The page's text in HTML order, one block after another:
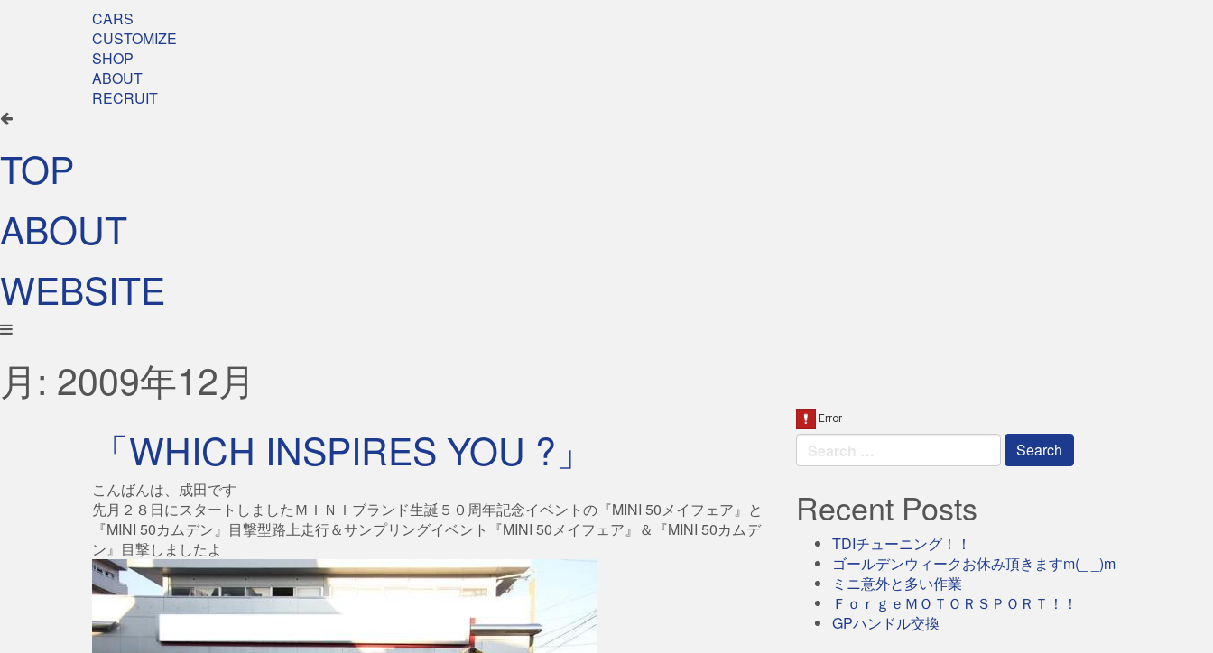
CARS
CUSTOMIZE
SHOP
ABOUT
RECRUIT
TOP
ABOUT
WEBSITE
月: 2009年12月
「WHICH INSPIRES YOU ?」
こんばんは、成田です
先月２８日にスタートしましたＭＩＮＩブランド生誕５０周年記念イベントの『MINI 50メイフェア』と
『MINI 50カムデン』目撃型路上走行＆サンプリングイベント『MINI 50メイフェア』＆『MINI 50カムデ
ン』目撃しましたよ
Search
for:
Recent Posts
TDIチューニング！！
ゴールデンウィークお休み頂きますm(_ _)m
ミニ意外と多い作業
ＦｏｒｇｅＭＯＴＯＲＳＰＯＲＴ！！
GPハンドル交換